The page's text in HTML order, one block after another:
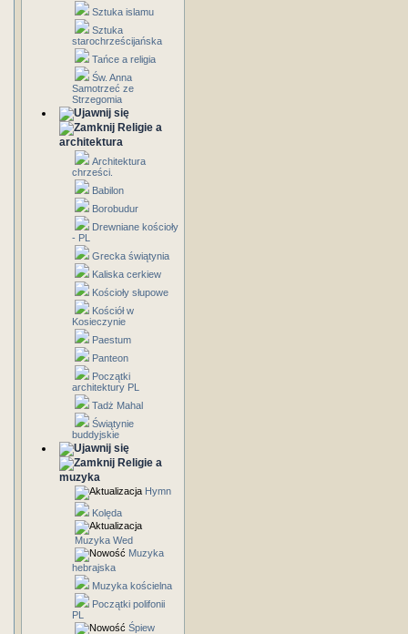
Sztuka islamu
Sztuka
starochrześcijańska
Tańce a religia
Św. Anna
Samotrzeć ze
Strzegomia
Religie a
architektura
Architektura
chrześci.
Babilon
Borobudur
Drewniane kościoły
- PL
Grecka świątynia
Kaliska cerkiew
Kościoły słupowe
Kościół w
Kosieczynie
Paestum
Panteon
Początki
architektury PL
Tadż Mahal
Świątynie
buddyjskie
Religie a
muzyka
Hymn
Kolęda
Muzyka Wed
Muzyka
hebrajska
Muzyka kościelna
Początki polifonii
PL
Śpiew